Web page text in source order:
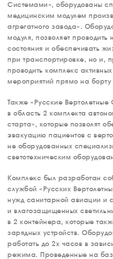
Системами», оборудованы
медицинским модулем
агрегатного завода».
модуля, позволяет проводить
состояния и обеспечивать
при транспортировке, но и,
проводить комплекс
мероприятий прямо на борту
Также «Русские
в область 2 комплекта
старта», которые позволят
эвакуацию пациентов с
не оборудованных
светотехническим
Комплекс был разработан
службой «Русских
нужд санитарной авиации и
и влагозащищенных
в 2 контейнера, которые
зарядных устройств.
работать до 2х часов в
режима. Проведенные на